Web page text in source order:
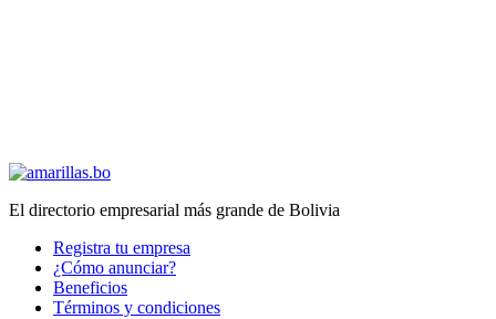
El directorio empresarial más grande de Bolivia
Registra tu empresa
¿Cómo anunciar?
Beneficios
Términos y condiciones